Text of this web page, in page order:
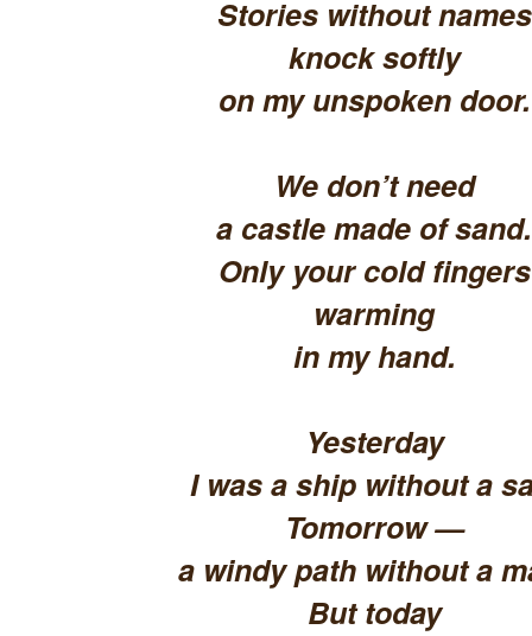
Stories without names
knock softly
on my unspoken door.
We don’t need
a castle made of sand.
Only your cold fingers
warming
in my hand.
Yesterday
I was a ship without a
Tomorrow —
a windy path without a
But today